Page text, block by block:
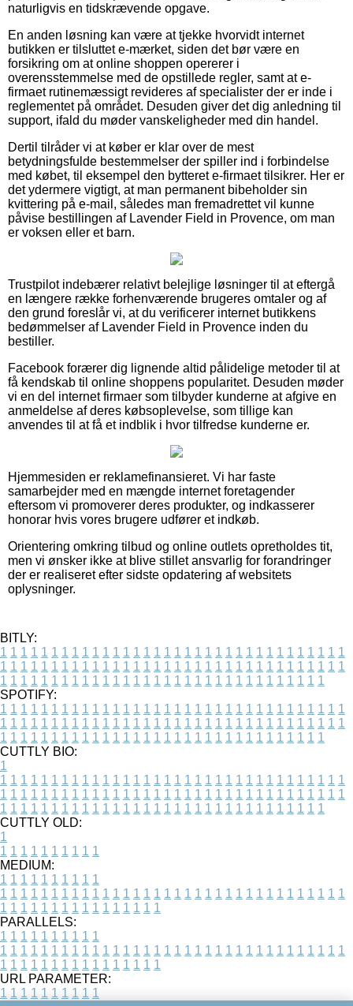
naturligvis en tidskrævende opgave.
En anden løsning kan være at tjekke hvorvidt internet
butikken er tilsluttet e-mærket, siden det bør være en
forsikring om at online shoppen opererer i
overensstemmelse med de opstillede regler, samt at e-
firmaet rutinemæssigt revideres af specialister der er inde i
reglementet på området. Desuden giver det dig anledning til
support, ifald du møder vanskeligheder med din handel.
Dertil tilråder vi at køber er klar over de mest
betydningsfulde bestemmelser der spiller ind i forbindelse
med købet, til eksempel den bytteret e-firmaet tilsikrer. Her er
det ydermere vigtigt, at man permanent bibeholder sin
kvittering på e-mail, således man fremadrettet vil kunne
påvise bestillingen af Lavender Field in Provence, om man
er voksen eller et barn.
Trustpilot indebærer relativt belejlige løsninger til at eftergå
en længere række forhenværende brugeres omtaler og af
den grund foreslår vi, at du verificerer internet butikkens
bedømmelser af Lavender Field in Provence inden du
bestiller.
Facebook forærer dig lignende altid pålidelige metoder til at
få kendskab til online shoppens popularitet. Desuden møder
vi en del internet firmaer som tilbyder kunderne at afgive en
anmeldelse af deres købsoplevelse, som tillige kan
anvendes til at få et indblik i hvor tilfredse kunderne er.
Hjemmesiden er reklamefinansieret. Vi har faste
samarbejder med en mængde internet foretagender
eftersom vi promoverer deres produkter, og indkasserer
honorar hvis vores brugere udfører et indkøb.
Orientering omkring tilbud og online outlets opretholdes tit,
men vi ønsker ikke at blive stillet ansvarlig for forandringer
der er realiseret efter sidste opdatering af websitets
oplysninger.
BITLY:
1 1 1 1 1 1 1 1 1 1 1 1 1 1 1 1 1 1 1 1 1 1 1 1 1 1 1 1 1 1 1 1 1 1
1 1 1 1 1 1 1 1 1 1 1 1 1 1 1 1 1 1 1 1 1 1 1 1 1 1 1 1 1 1 1 1 1 1
1 1 1 1 1 1 1 1 1 1 1 1 1 1 1 1 1 1 1 1 1 1 1 1 1 1 1 1 1 1 1 1
SPOTIFY:
1 1 1 1 1 1 1 1 1 1 1 1 1 1 1 1 1 1 1 1 1 1 1 1 1 1 1 1 1 1 1 1 1 1
1 1 1 1 1 1 1 1 1 1 1 1 1 1 1 1 1 1 1 1 1 1 1 1 1 1 1 1 1 1 1 1 1 1
1 1 1 1 1 1 1 1 1 1 1 1 1 1 1 1 1 1 1 1 1 1 1 1 1 1 1 1 1 1 1 1
CUTTLY BIO:
1
1 1 1 1 1 1 1 1 1 1 1 1 1 1 1 1 1 1 1 1 1 1 1 1 1 1 1 1 1 1 1 1 1 1
1 1 1 1 1 1 1 1 1 1 1 1 1 1 1 1 1 1 1 1 1 1 1 1 1 1 1 1 1 1 1 1 1 1
1 1 1 1 1 1 1 1 1 1 1 1 1 1 1 1 1 1 1 1 1 1 1 1 1 1 1 1 1 1 1 1
CUTTLY OLD:
1
1 1 1 1 1 1 1 1 1 1
MEDIUM:
1 1 1 1 1 1 1 1 1 1
1 1 1 1 1 1 1 1 1 1 1 1 1 1 1 1 1 1 1 1 1 1 1 1 1 1 1 1 1 1 1 1 1 1
1 1 1 1 1 1 1 1 1 1 1 1 1 1 1 1
PARALLELS:
1 1 1 1 1 1 1 1 1 1
1 1 1 1 1 1 1 1 1 1 1 1 1 1 1 1 1 1 1 1 1 1 1 1 1 1 1 1 1 1 1 1 1 1
1 1 1 1 1 1 1 1 1 1 1 1 1 1 1 1
URL PARAMETER:
1 1 1 1 1 1 1 1 1 1